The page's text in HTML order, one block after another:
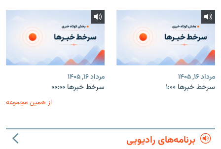
مرداد ۱۶, ۱۴۰۵
سرخط خبرها ۱:۰۰
مرداد ۱۶, ۱۴۰۵
سرخط خبرها ۰۰:۰۰
از همین مجموعه
برنامه‌های رادیویی